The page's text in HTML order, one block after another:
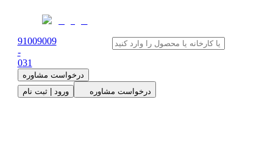
91009009
-
031
درخواست مشاوره
ورود | ثبت نام
درخواست مشاوره